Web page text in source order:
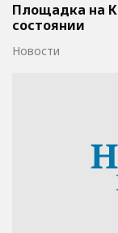
Площадка на
состоянии
Новости